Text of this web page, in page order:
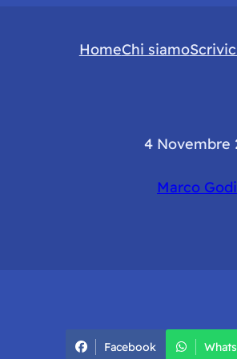
HomeChi siamo
4 Novembre
Marco
Facebook